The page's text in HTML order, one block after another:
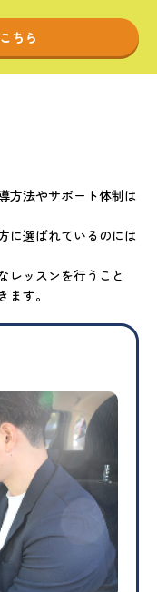
ちら
方法やサポート体制は
に選ばれているのには
レッスンを行うこと
す。